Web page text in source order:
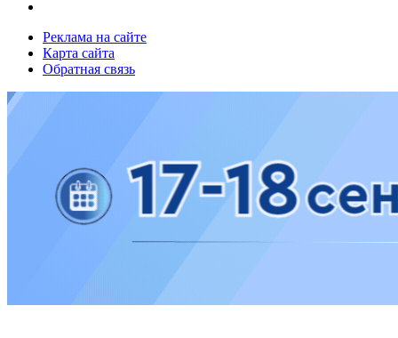
Реклама на сайте
Карта сайта
Обратная связь